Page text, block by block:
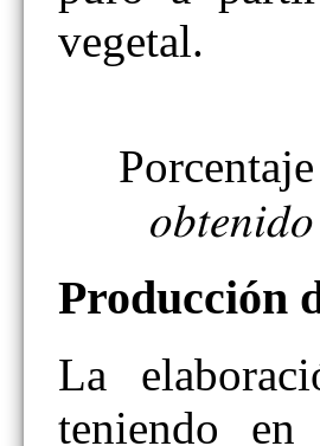
vegetal.
Producción
La
teniendo